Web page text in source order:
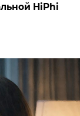
HiPhi